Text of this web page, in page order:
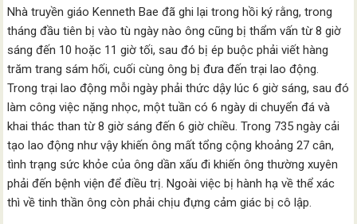
Nhà truyền giáo Kenneth Bae đã ghi lại trong hồi ký rằng, trong
tháng đầu tiên bị vào tù ngày nào ông cũng bị thẩm vấn từ 8 giờ
sáng đến 10 hoặc 11 giờ tối, sau đó bị ép buộc phải viết hàng
trăm trang sám hối, cuối cùng ông bị đưa đến trại lao động.
Trong trại lao động mỗi ngày phải thức dậy lúc 6 giờ sáng, sau đó
làm công việc nặng nhọc, một tuần có 6 ngày di chuyển đá và
khai thác than từ 8 giờ sáng đến 6 giờ chiều. Trong 735 ngày cải
tạo lao động như vậy khiến ông mất tổng cộng khoảng 27 cân,
tình trạng sức khỏe của ông dần xấu đi khiến ông thường xuyên
phải đến bệnh viện để điều trị. Ngoài việc bị hành hạ về thể xác
thì về tinh thần ông còn phải chịu đựng cảm giác bị cô lập.